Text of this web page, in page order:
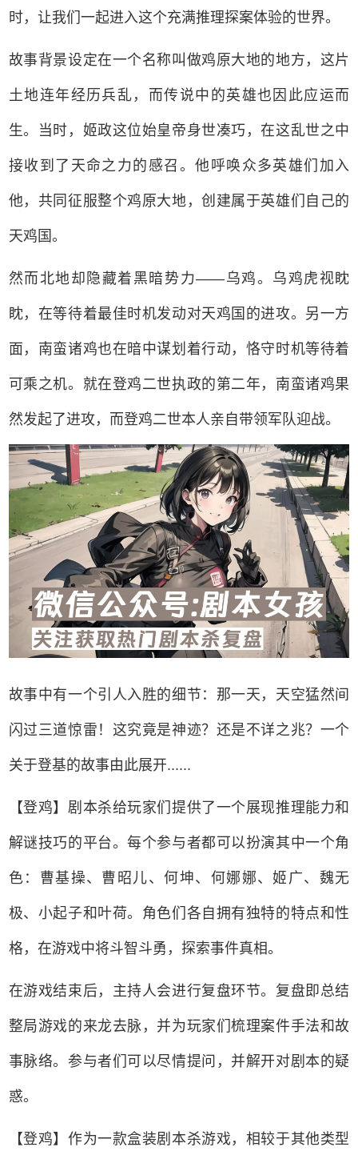
时，让我们一起进入这个充满推理探案体验的世界。
故事背景设定在一个名称叫做鸡原大地的地方，这片
土地连年经历兵乱，而传说中的英雄也因此应运而
生。当时，姬政这位始皇帝身世凑巧，在这乱世之中
接收到了天命之力的感召。他呼唤众多英雄们加入
他，共同征服整个鸡原大地，创建属于英雄们自己的
天鸡国。
然而北地却隐藏着黑暗势力——乌鸡。乌鸡虎视眈
眈，在等待着最佳时机发动对天鸡国的进攻。另一方
面，南蛮诸鸡也在暗中谋划着行动，恪守时机等待着
可乘之机。就在登鸡二世执政的第二年，南蛮诸鸡果
然发起了进攻，而登鸡二世本人亲自带领军队迎战。
故事中有一个引人入胜的细节：那一天，天空猛然间
闪过三道惊雷！这究竟是神迹？还是不详之兆？一个
关于登基的故事由此展开......
【登鸡】剧本杀给玩家们提供了一个展现推理能力和
解谜技巧的平台。每个参与者都可以扮演其中一个角
色：曹基操、曹昭儿、何坤、何娜娜、姬广、魏无
极、小起子和叶荷。角色们各自拥有独特的特点和性
格，在游戏中将斗智斗勇，探索事件真相。
在游戏结束后，主持人会进行复盘环节。复盘即总结
整局游戏的来龙去脉，并为玩家们梳理案件手法和故
事脉络。参与者们可以尽情提问，并解开对剧本的疑
惑。
【登鸡】作为一款盒装剧本杀游戏，相较于其他类型